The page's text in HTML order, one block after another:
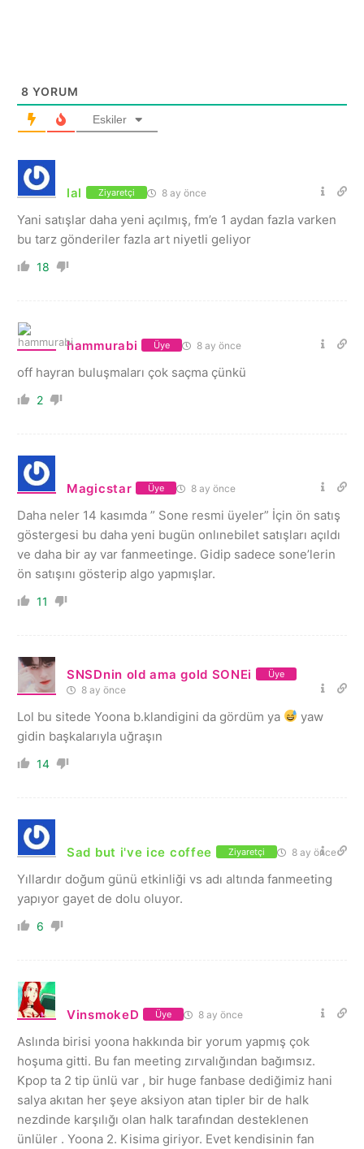
8 YORUM
Eskiler
lal Ziyaretçi 8 ay önce
Yani satışlar daha yeni açılmış, fm’e 1 aydan fazla varken
bu tarz gönderiler fazla art niyetli geliyor
18
hammurabi Üye 8 ay önce
off hayran buluşmaları çok saçma çünkü
2
Magicstar Üye 8 ay önce
Daha neler 14 kasımda ” Sone resmi üyeler” İçin ön satış
göstergesi bu daha yeni bugün onlınebilet satışları açıldı
ve daha bir ay var fanmeetinge. Gidip sadece sone’lerin
ön satışını gösterip algo yapmışlar.
11
SNSDnin old ama gold SONEi Üye
8 ay önce
Lol bu sitede Yoona b.klandigini da gördüm ya
yaw
gidin başkalarıyla uğraşın
14
Sad but i've ice coffee Ziyaretçi 8 ay önce
Yıllardır doğum günü etkinliği vs adı altında fanmeeting
yapıyor gayet de dolu oluyor.
6
VinsmokeD Üye 8 ay önce
Aslında birisi yoona hakkında bir yorum yapmış çok
hoşuma gitti. Bu fan meeting zırvalığından bağımsız.
Kpop ta 2 tip ünlü var , bir huge fanbase dediğimiz hani
salya akıtan her şeye aksiyon atan tipler bir de halk
nezdinde karşılığı olan halk tarafından desteklenen
ünlüler . Yoona 2. Kisima giriyor. Evet kendisinin fan